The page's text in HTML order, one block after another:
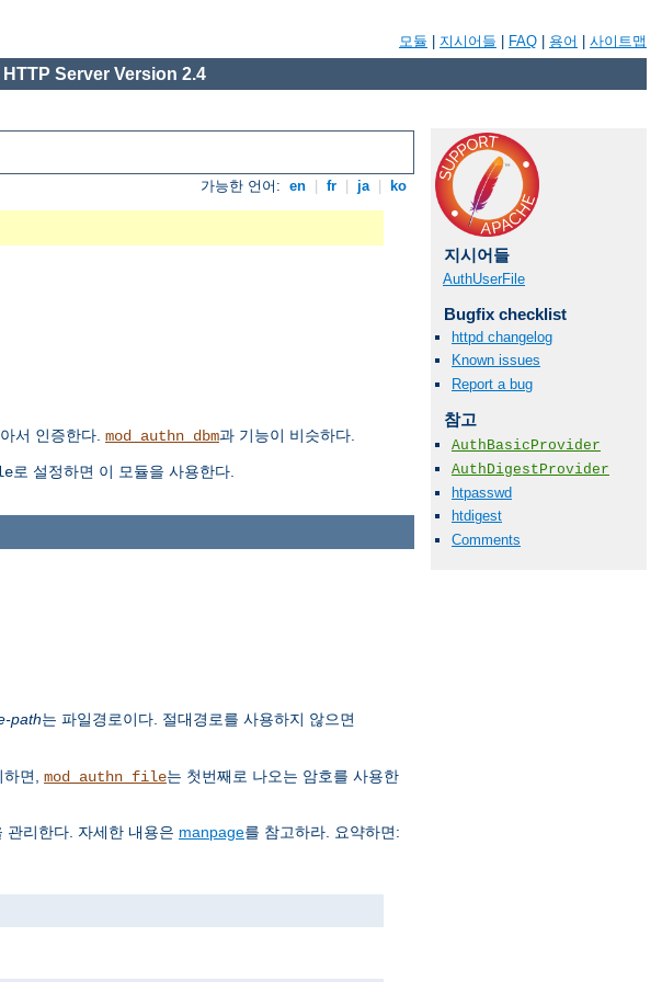
모듈 지시어들 FAQ 용어 사이트맵
Server Version 2.4
가능한 언어: en fr ja ko
서 인증한다. mod_authn_dbm과 기능이 비슷하다.
로 설정하면 이 모듈을 사용한다.
지시어들
AuthUserFile
Bugfix checklist
httpd changelog
Known issues
Report a bug
참고
AuthBasicProvider
AuthDigestProvider
htpasswd
htdigest
Comments
path는 파일경로이다. 절대경로를 사용하지 않으면
면, mod_authn_file는 첫번째로 나오는 암호를 사용한
관리한다. 자세한 내용은 manpage를 참고하라. 요약하면: